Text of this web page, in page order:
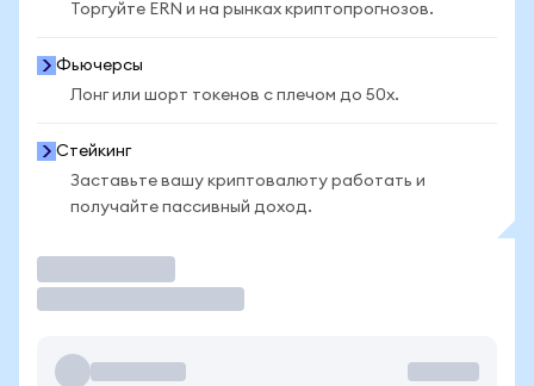
Торгуйте ERN и на рынках криптопрогнозов.
Фьючерсы
Лонг или шорт токенов с плечом до 50x.
Стейкинг
Заставьте вашу криптовалюту работать и
получайте пассивный доход.